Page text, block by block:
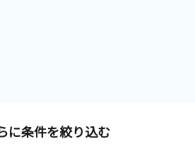
に条件を絞り込む